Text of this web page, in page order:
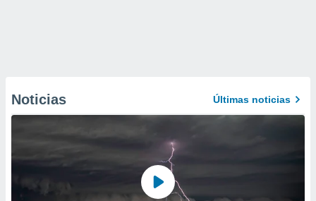
Noticias Últimas noticias